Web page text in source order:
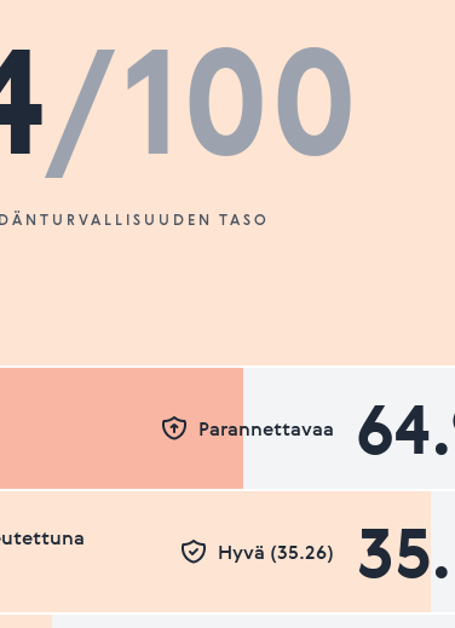
/100
TASO
Parannettavaa
Hyvä (35.26)